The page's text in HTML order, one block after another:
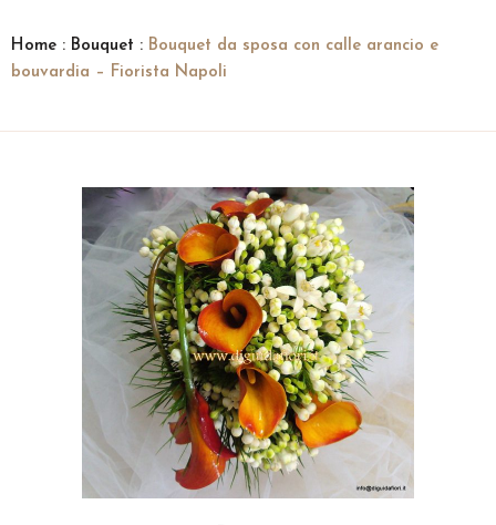
Home : Bouquet : Bouquet da sposa con calle arancio e
bouvardia – Fiorista Napoli